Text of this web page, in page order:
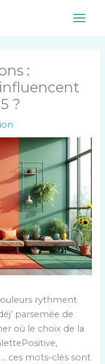
Main
:
?
rythment
parsemée de
où le choix de la
ces mots-clés sont